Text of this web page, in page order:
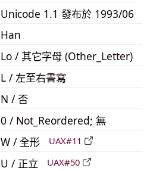
Unicode 1.1 發布於 1993/06
Han
Lo / 其它字母 (Other_Letter)
L / 左至右書寫
N / 否
0 / Not_Reordered; 無
W / 全形 UAX#11
U / 正立 UAX#50